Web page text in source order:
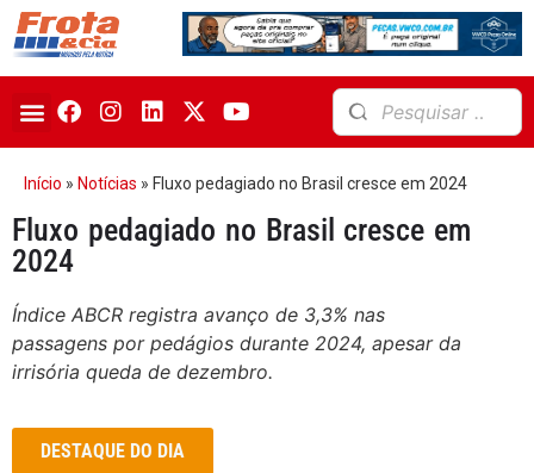
Início » Notícias » Fluxo pedagiado no Brasil cresce em 2024
Fluxo pedagiado no Brasil cresce em
2024
Índice ABCR registra avanço de 3,3% nas
passagens por pedágios durante 2024, apesar da
irrisória queda de dezembro.
DESTAQUE DO DIA